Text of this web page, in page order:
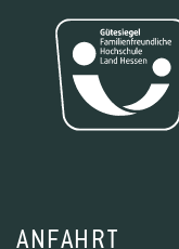
ANFAHRT